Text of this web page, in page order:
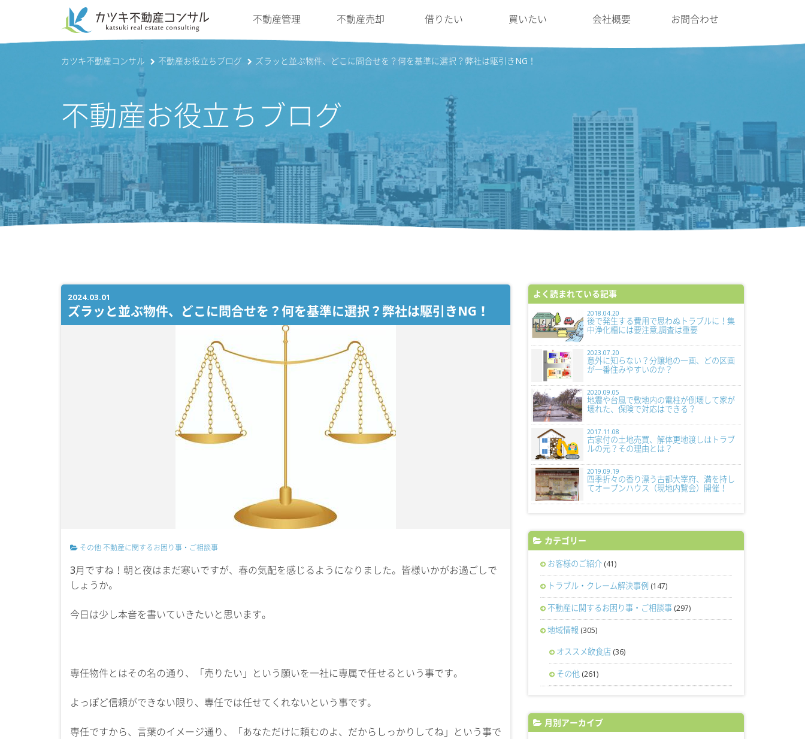
不動産管理 不動産売却 借りたい 買いたい 会社概要 お問合わせ
カツキ不動産コンサル 不動産お役立ちブログ ズラッと並ぶ物件、どこに問合せを？何を基準に選択？弊社は駆引きNG！
不動産お役立ちブログ
2024.03.01
ズラッと並ぶ物件、どこに問合せを？何を基準に選択？弊社は駆引きNG！
その他不動産に関するお困り事・ご相談事
3月ですね！朝と夜はまだ寒いですが、春の気配を感じるようになりました。皆様いかがお過ごしで
しょうか。
今日は少し本音を書いていきたいと思います。
専任物件とはその名の通り、「売りたい」という願いを一社に専属で任せるという事です。
よっぽど信頼ができない限り、専任では任せてくれないという事です。
専任ですから、言葉のイメージ通り、「あなただけに頼むのよ、だからしっかりしてね」という事で
よく読まれている記事
2018.04.20
後で発生する費用で思わぬトラブルに！集
中浄化槽には要注意,調査は重要
2023.07.20
意外に知らない？分譲地の一画、どの区画
が一番住みやすいのか？
2020.09.05
地震や台風で敷地内の電柱が倒壊して家が
壊れた、保険で対応はできる？
2017.11.08
古家付の土地売買、解体更地渡しはトラブ
ルの元？その理由とは？
2019.09.19
四季折々の香り漂う古都大宰府、満を持し
てオープンハウス（現地内覧会）開催！
カテゴリー
お客様のご紹介 (41)
トラブル・クレーム解決事例 (147)
不動産に関するお困り事・ご相談事 (297)
地域情報 (305)
オススメ飲食店 (36)
その他 (261)
月別アーカイブ